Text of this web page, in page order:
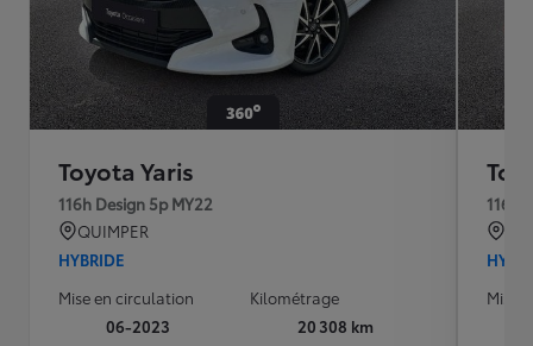
Toyota Yaris
116h Design 5p MY22
QUIMPER
HYBRIDE
Mise en circulation
06-2023
Kilométrage
20 308 km
116h
Mise